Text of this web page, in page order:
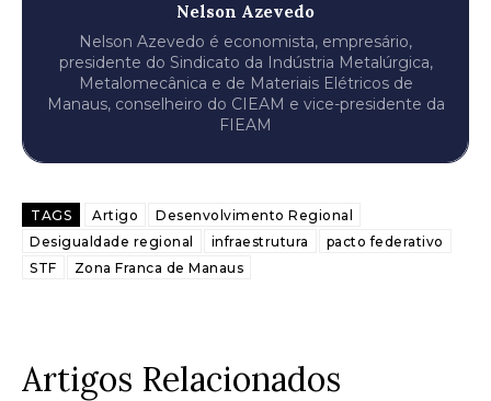
Nelson Azevedo
Nelson Azevedo é economista, empresário,
presidente do Sindicato da Indústria Metalúrgica,
Metalomecânica e de Materiais Elétricos de
Manaus, conselheiro do CIEAM e vice-presidente da
FIEAM
TAGS Artigo
Desenvolvimento Regional
Desigualdade regional
infraestrutura
pacto federativo
STF
Zona Franca de Manaus
Artigos Relacionados